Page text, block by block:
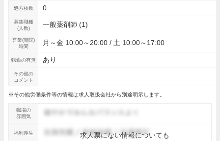
処方枚数 0
募集職種
(人数)
一般薬剤師 (1)
営業(開院)
時間
月～金 10:00～20:00 / 土 10:00～17:00
転勤の有無 あり
その他の
コメント
※その他労働条件等の情報は求人取扱会社から別途明示します。
職場の
雰囲気
求人票にない情報についても
福利厚生